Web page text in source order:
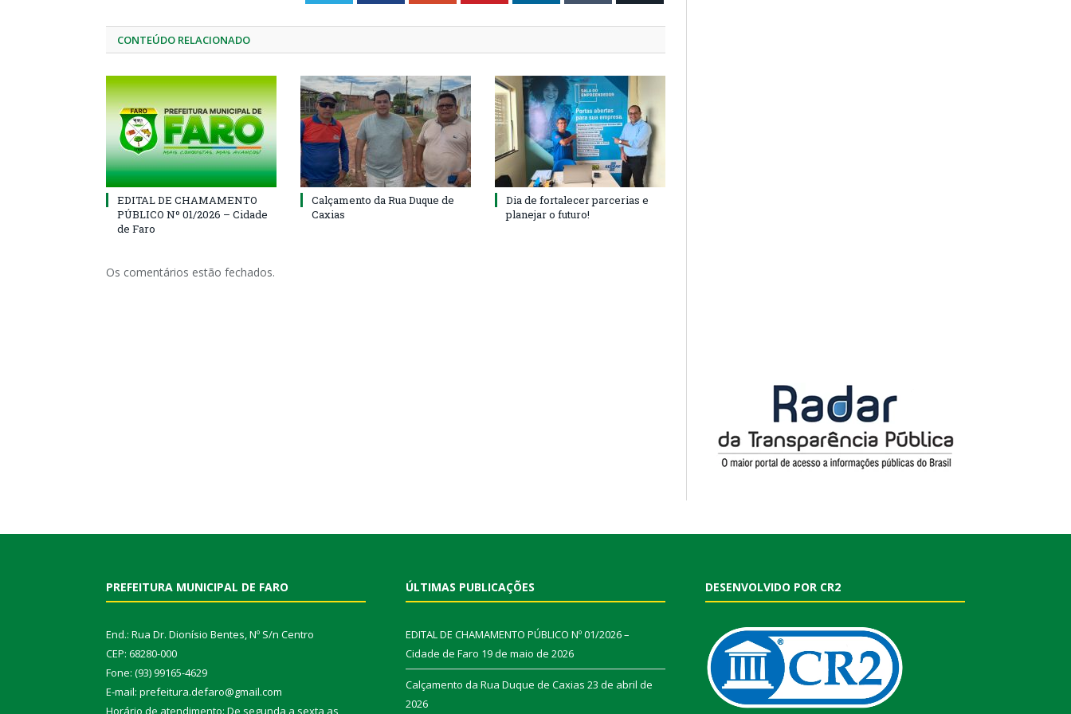
CONTEÚDO RELACIONADO
EDITAL DE CHAMAMENTO
PÚBLICO Nº 01/2026 – Cidade
de Faro
Calçamento da Rua Duque de
Caxias
Dia de fortalecer parcerias e
planejar o futuro!
Os comentários estão fechados.
PREFEITURA MUNICIPAL DE FARO
End.: Rua Dr. Dionísio Bentes, Nº S/n Centro
CEP: 68280-000
Fone: (93) 99165-4629
E-mail: prefeitura.defaro@gmail.com
Horário de atendimento: De segunda a sexta as
ÚLTIMAS PUBLICAÇÕES
EDITAL DE CHAMAMENTO PÚBLICO Nº 01/2026 –
Cidade de Faro 19 de maio de 2026
Calçamento da Rua Duque de Caxias 23 de abril de
2026
DESENVOLVIDO POR CR2